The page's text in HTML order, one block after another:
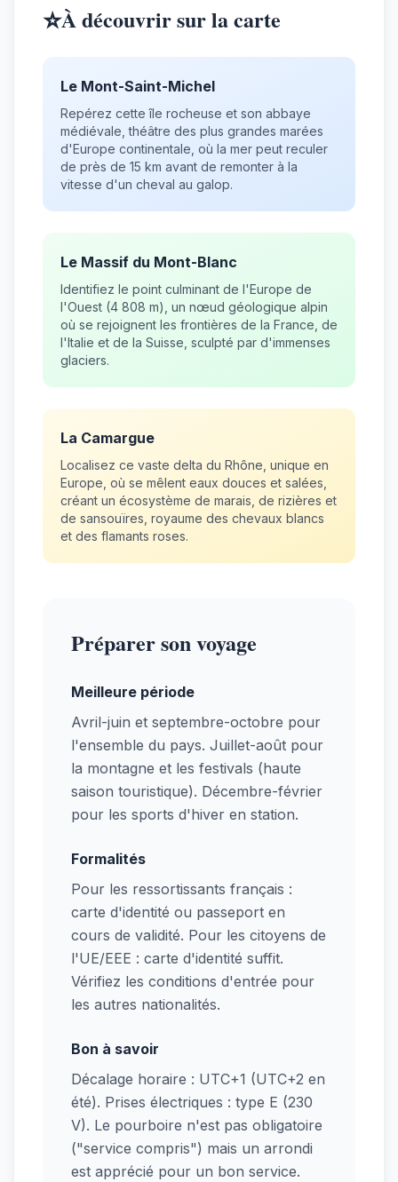
⭐À découvrir sur la carte
Le Mont-Saint-Michel
Repérez cette île rocheuse et son abbaye
médiévale, théâtre des plus grandes marées
d'Europe continentale, où la mer peut reculer
de près de 15 km avant de remonter à la
vitesse d'un cheval au galop.
Le Massif du Mont-Blanc
Identifiez le point culminant de l'Europe de
l'Ouest (4 808 m), un nœud géologique alpin
où se rejoignent les frontières de la France, de
l'Italie et de la Suisse, sculpté par d'immenses
glaciers.
La Camargue
Localisez ce vaste delta du Rhône, unique en
Europe, où se mêlent eaux douces et salées,
créant un écosystème de marais, de rizières et
de sansouïres, royaume des chevaux blancs
et des flamants roses.
Préparer son voyage
Meilleure période
Avril-juin et septembre-octobre pour
l'ensemble du pays. Juillet-août pour
la montagne et les festivals (haute
saison touristique). Décembre-février
pour les sports d'hiver en station.
Formalités
Pour les ressortissants français :
carte d'identité ou passeport en
cours de validité. Pour les citoyens de
l'UE/EEE : carte d'identité suffit.
Vérifiez les conditions d'entrée pour
les autres nationalités.
Bon à savoir
Décalage horaire : UTC+1 (UTC+2 en
été). Prises électriques : type E (230
V). Le pourboire n'est pas obligatoire
("service compris") mais un arrondi
est apprécié pour un bon service.